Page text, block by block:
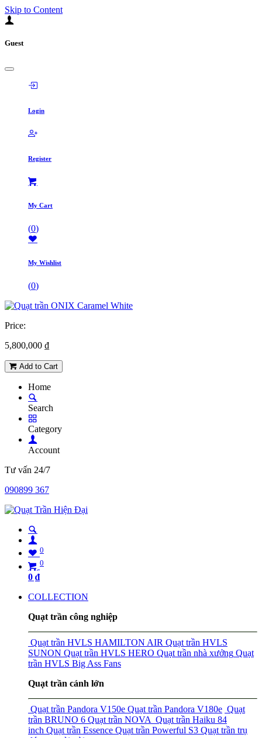
Skip to Content
Guest
Login
Register
My Cart
(0)
My Wishlist
(0)
Price:
5,800,000 ₫
Add to Cart
Home
Search
Category
Account
Tư vấn 24/7
090899 367
0
0
0 ₫
COLLECTION
Quạt trần công nghiệp
Quạt trần HVLS HAMILTON AIR Quạt trần HVLS
SUNON Quạt trần HVLS HERO Quạt trần nhà xưởng Quạt
trần HVLS Big Ass Fans
Quạt trần cánh lớn
Quạt trần Pandora V150e Quạt trần Pandora V180e Quạt
trần BRUNO 6 Quạt trần NOVA Quạt trần Haiku 84
inch Quạt trần Essence Quạt trần Powerful S3 Quạt trần trụ